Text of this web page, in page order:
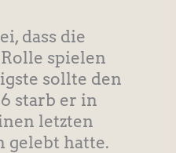
dass die
spielen
sollte den
starb er in
letzten
gelebt hatte.